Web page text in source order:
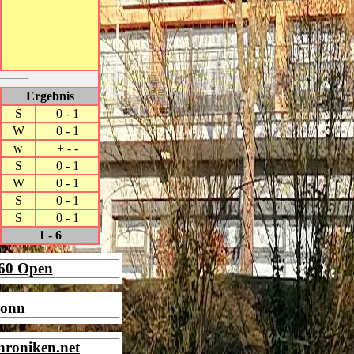
Ergebnis
S
0 - 1
W
0 - 1
w
+ - -
S
0 - 1
W
0 - 1
S
0 - 1
S
0 - 1
1 - 6
Open